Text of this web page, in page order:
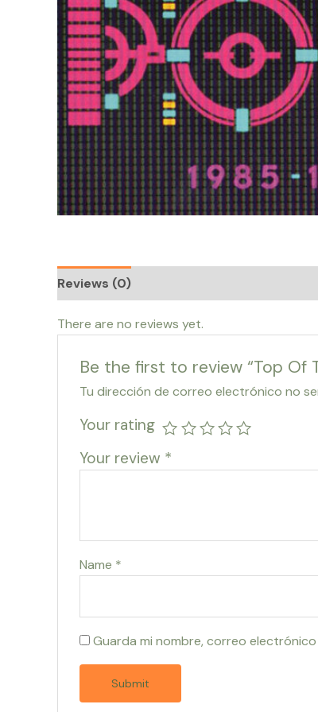
Reviews (0)
There are no reviews yet.
Be the first to review “Top Of
Tu dirección de correo electrónico no
Your rating
Your review *
Name *
Guarda mi nombre, correo